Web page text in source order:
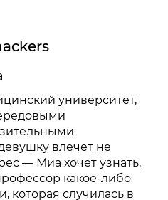
университет,
влечет не
— Миа хочет узнать,
какое-либо
которая случилась в